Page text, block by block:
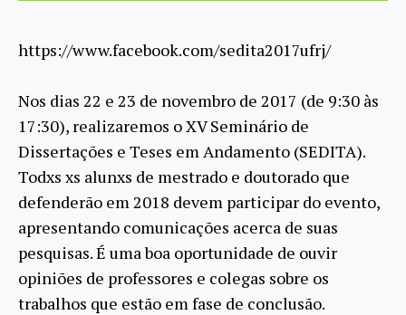
https://www.facebook.com/sedita2017ufrj/
Nos dias 22 e 23 de novembro de 2017 (de 9:30 às
17:30), realizaremos o XV Seminário de
Dissertações e Teses em Andamento (SEDITA).
Todxs xs alunxs de mestrado e doutorado que
defenderão em 2018 devem participar do evento,
apresentando comunicações acerca de suas
pesquisas. É uma boa oportunidade de ouvir
opiniões de professores e colegas sobre os
trabalhos que estão em fase de conclusão.